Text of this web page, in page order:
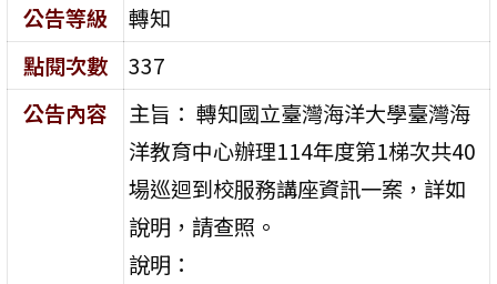
公告等級
轉知
點閱次數
337
公告內容
主旨： 轉知國立臺灣海洋大學臺灣海
洋教育中心辦理114年度第1梯次共40
場巡迴到校服務講座資訊一案，詳如
說明，請查照。
說明：